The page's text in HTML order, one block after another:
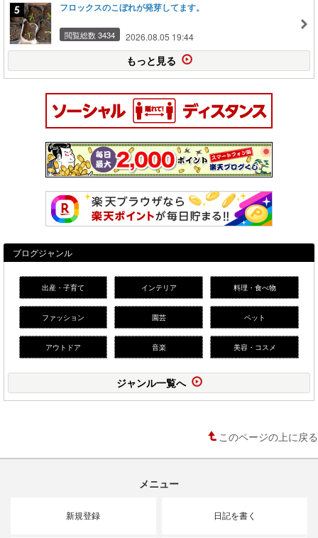
フロックスのこぼれが発芽してます。
閲覧総数 3434 2026.08.05 19:44
もっと見る
ブログジャンル
出産・子育て インテリア 料理・食べ物
ファッション 園芸 ペット
アウトドア 音楽 美容・コスメ
ジャンル一覧へ
このページの上に戻る
メニュー
新規登録 日記を書く